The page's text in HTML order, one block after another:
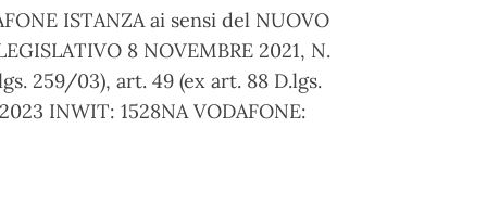
ISTANZA ai sensi del NUOVO
8 NOVEMBRE 2021, N.
259/03), art. 49 (ex art. 88 D.lgs.
INWIT: 1528NA VODAFONE: